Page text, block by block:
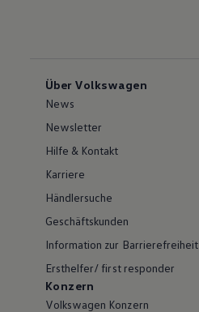
Über Volkswagen
News
Newsletter
Hilfe & Kontakt
Karriere
Händlersuche
Geschäftskunden
Information zur Barrierefreiheit
Ersthelfer/ first responder
Konzern
Volkswagen Konzern